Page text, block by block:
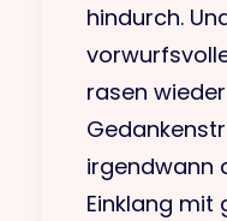
hindurch.
rasen
irgendwann
Einklang mit